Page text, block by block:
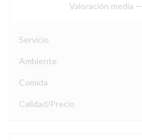
Valoración media —
Servicio
Ambiente
Comida
Calidad/Precio